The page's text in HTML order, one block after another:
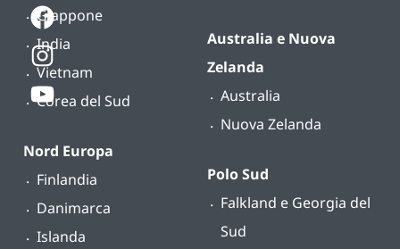
Giappone
India
Vietnam
Corea del Sud
Nord Europa
Finlandia
Danimarca
Islanda
Australia e Nuova
Zelanda
Australia
Nuova Zelanda
Polo Sud
Falkland e Georgia del
Sud